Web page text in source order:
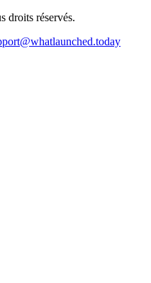
droits réservés.